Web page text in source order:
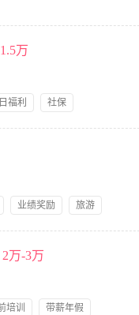
方法，以身作则，执行服务
司员工交纳国家规定的各项
生日假期1天； 工作时间：
释服务目标及标准，与其他
公正、合理、有效的奖罚制度
品效果良好，质量稳定，物
及亲和力； 2、具备美容师
式； 5、具有良好的业务能
万
福利
社保
，落地执行 3、活动策划：
队管理、培训经验 2、优良的
具有良好的沟通能力和亲和
利、伯乐奖、分红、定期免费培
业绩奖励 旅游
2万-3万
培训 带薪年假